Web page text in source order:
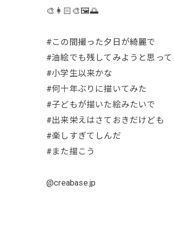
🎨👩🏻‍🎨🖼️🌅
#この間撮った夕日が綺麗で
#油絵でも残してみようと思って
#小学生以来かな
#何十年ぶりに描いてみた
#子どもが描いた絵みたいで
#出来栄えはさておきだけども
#楽しすぎてしんだ
#また描こう
@creabase.jp